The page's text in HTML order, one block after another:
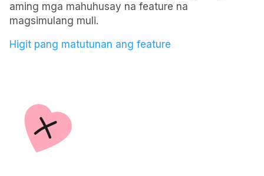
aming mga mahuhusay na feature na
magsimulang muli.
Higit pang matutunan ang feature